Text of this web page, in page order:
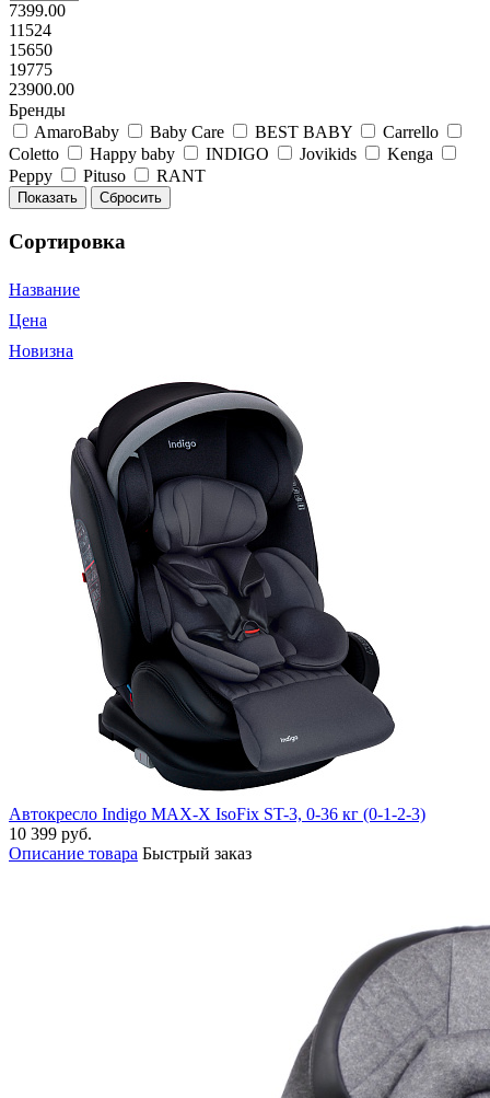
7399.00
11524
15650
19775
23900.00
Бренды
AmaroBaby
Baby Care BEST BABY
Carrello
Coletto
Happy baby INDIGO Jovikids
Kenga
Peppy
Pituso RANT
Сортировка
Название
Цена
Новизна
Автокресло Indigo MAX-X IsoFix ST-3, 0-36 кг (0-1-2-3)
10 399 руб.
Описание товара Быстрый заказ